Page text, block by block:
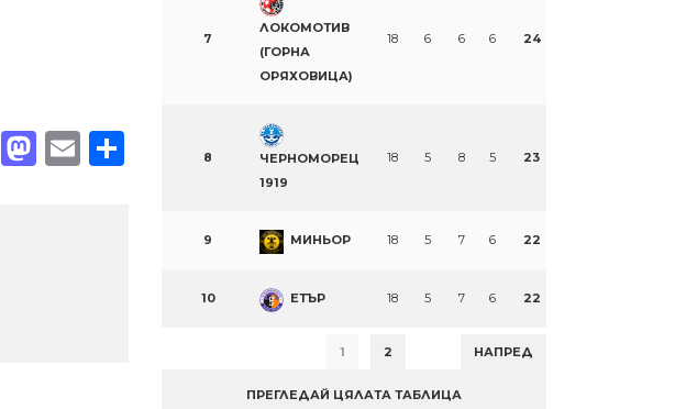
Facebook
Mastodon
EmailShare
7
ЛОКОМОТИВ
(ГОРНА
ОРЯХОВИЦА)
18 6 6 6 24
8
ЧЕРНОМОРЕЦ
1919
18 5 8 5 23
9 МИНЬОР 18 5 7 6 22
10 ЕТЪР 18 5 7 6 22
1 2 НАПРЕД
ПРЕГЛЕДАЙ ЦЯЛАТА ТАБЛИЦА